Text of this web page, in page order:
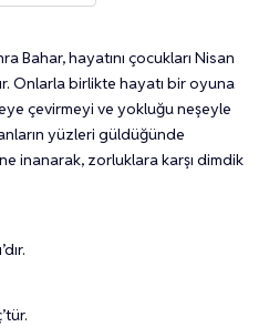
Bahar, hayatını çocukları Nisan
Onlarla birlikte hayatı bir oyuna
çevirmeyi ve yokluğu neşeyle
yüzleri güldüğünde
inanarak, zorluklara karşı dimdik